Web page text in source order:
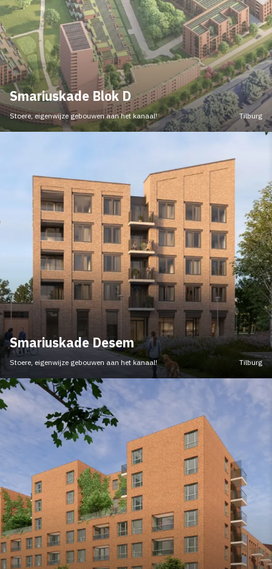
Smariuskade Blok D
Stoere, eigenwijze gebouwen aan het kanaal! Tilburg
Smariuskade Desem
Stoere, eigenwijze gebouwen aan het kanaal! Tilburg